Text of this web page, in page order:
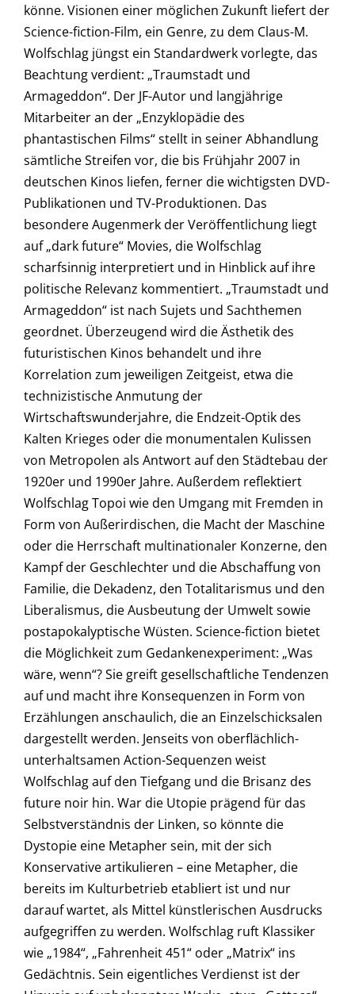
könne. Visionen einer möglichen Zukunft liefert der
Science-fiction-Film, ein Genre, zu dem Claus-M.
Wolfschlag jüngst ein Standardwerk vorlegte, das
Beachtung verdient: „Traumstadt und
Armageddon“. Der JF-Autor und langjährige
Mitarbeiter an der „Enzyklopädie des
phantastischen Films“ stellt in seiner Abhandlung
sämtliche Streifen vor, die bis Frühjahr 2007 in
deutschen Kinos liefen, ferner die wichtigsten DVD-
Publikationen und TV-Produktionen. Das
besondere Augenmerk der Veröffentlichung liegt
auf „dark future“ Movies, die Wolfschlag
scharfsinnig interpretiert und in Hinblick auf ihre
politische Relevanz kommentiert. „Traumstadt und
Armageddon“ ist nach Sujets und Sachthemen
geordnet. Überzeugend wird die Ästhetik des
futuristischen Kinos behandelt und ihre
Korrelation zum jeweiligen Zeitgeist, etwa die
technizistische Anmutung der
Wirtschaftswunderjahre, die Endzeit-Optik des
Kalten Krieges oder die monumentalen Kulissen
von Metropolen als Antwort auf den Städtebau der
1920er und 1990er Jahre. Außerdem reflektiert
Wolfschlag Topoi wie den Umgang mit Fremden in
Form von Außerirdischen, die Macht der Maschine
oder die Herrschaft multinationaler Konzerne, den
Kampf der Geschlechter und die Abschaffung von
Familie, die Dekadenz, den Totalitarismus und den
Liberalismus, die Ausbeutung der Umwelt sowie
postapokalyptische Wüsten. Science-fiction bietet
die Möglichkeit zum Gedankenexperiment: „Was
wäre, wenn“? Sie greift gesellschaftliche Tendenzen
auf und macht ihre Konsequenzen in Form von
Erzählungen anschaulich, die an Einzelschicksalen
dargestellt werden. Jenseits von oberflächlich-
unterhaltsamen Action-Sequenzen weist
Wolfschlag auf den Tiefgang und die Brisanz des
future noir hin. War die Utopie prägend für das
Selbstverständnis der Linken, so könnte die
Dystopie eine Metapher sein, mit der sich
Konservative artikulieren – eine Metapher, die
bereits im Kulturbetrieb etabliert ist und nur
darauf wartet, als Mittel künstlerischen Ausdrucks
aufgegriffen zu werden. Wolfschlag ruft Klassiker
wie „1984“, „Fahrenheit 451“ oder „Matrix“ ins
Gedächtnis. Sein eigentliches Verdienst ist der